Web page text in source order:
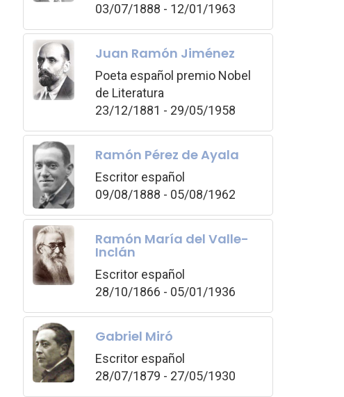
03/07/1888 - 12/01/1963
Juan Ramón Jiménez
Poeta español premio Nobel
de Literatura
23/12/1881 - 29/05/1958
Ramón Pérez de Ayala
Escritor español
09/08/1888 - 05/08/1962
Ramón María del Valle-
Inclán
Escritor español
28/10/1866 - 05/01/1936
Gabriel Miró
Escritor español
28/07/1879 - 27/05/1930